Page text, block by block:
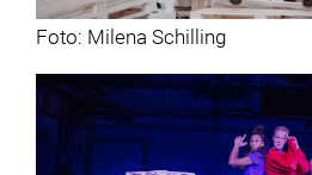
Foto: Milena Schilling